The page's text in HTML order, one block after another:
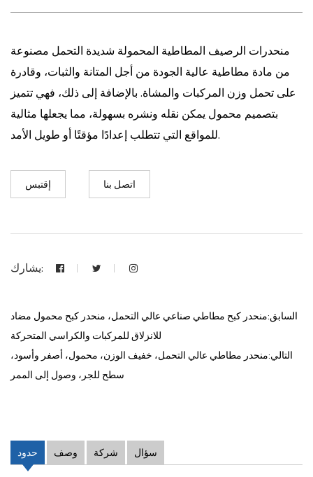
منحدرات الرصيف المطاطية المحمولة شديدة التحمل مصنوعة
من مادة مطاطية عالية الجودة من أجل المتانة والثبات، وقادرة
على تحمل وزن المركبات والمشاة. بالإضافة إلى ذلك، فهي تتميز
بتصميم محمول يمكن نقله ونشره بسهولة، مما يجعلها مثالية
للمواقع التي تتطلب إعدادًا مؤقتًا أو طويل الأمد.
إقتبس اتصل بنا
يشارك:
السابق:منحدر كبح مطاطي صناعي عالي التحمل، منحدر كبح محمول مضاد
للانزلاق للمركبات والكراسي المتحركة
التالي:منحدر مطاطي عالي التحمل، خفيف الوزن، محمول، أصفر وأسود،
سطح للجر، وصول إلى الممر
حدود وصف شركة سؤال